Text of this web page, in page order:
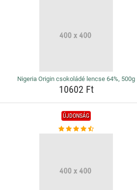
Nigeria Origin csokoládé lencse 64%, 500g
10602 Ft
ÚJDONSÁG